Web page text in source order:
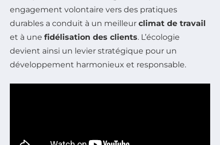
engagement volontaire vers des pratiques
durables a conduit à un meilleur climat de travail
et à une fidélisation des clients. L’écologie
devient ainsi un levier stratégique pour un
développement harmonieux et responsable.